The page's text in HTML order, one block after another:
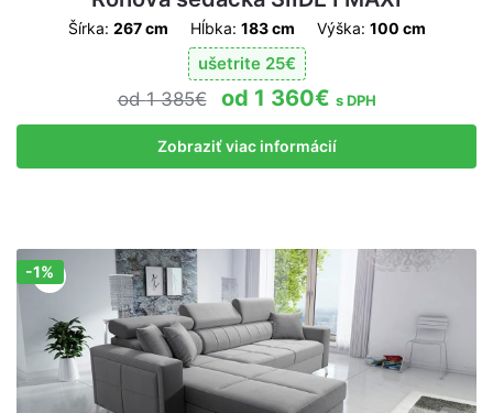
Šírka: 267 cm Hĺbka: 183 cm Výška: 100 cm
ušetrite 25€
1 385€ 1 360€ s DPH
Zobraziť viac informácií
Zľava!
-1%